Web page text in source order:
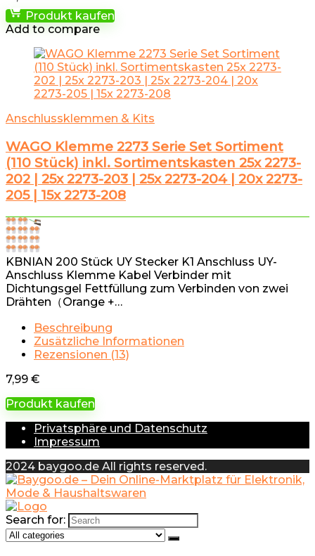
Produkt kaufen
Add to compare
Anschlussklemmen & Kits
WAGO Klemme 2273 Serie Set Sortiment
(110 Stück) inkl. Sortimentskasten 25x 2273-
202 | 25x 2273-203 | 25x 2273-204 | 20x 2273-
205 | 15x 2273-208
KBNIAN 200 Stück UY Stecker K1 Anschluss UY-
Anschluss Klemme Kabel Verbinder mit
Dichtungsgel Fettfüllung zum Verbinden von zwei
Drähten（Orange +…
Beschreibung
Zusätzliche Informationen
Rezensionen (13)
7,99 €
Produkt kaufen
Privatsphäre und Datenschutz
Impressum
2024 baygoo.de All rights reserved.
Search for: